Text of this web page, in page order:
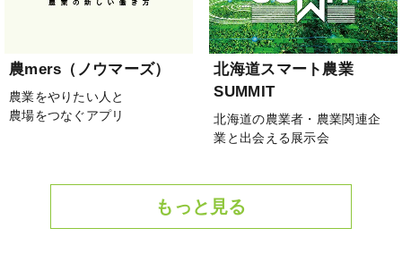
農mers（ノウマーズ）
農業をやりたい人と
農場をつなぐアプリ
北海道スマート農業
SUMMIT
北海道の農業者・農業関連企
業と出会える展示会
もっと見る